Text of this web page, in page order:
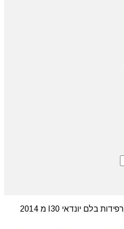
רפידות בלם יונדאי I30 מ 2014